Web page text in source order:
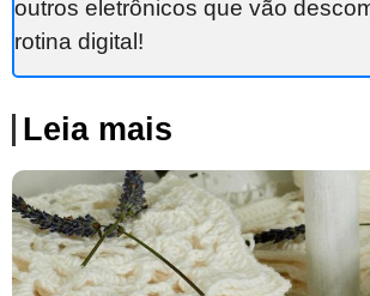
outros eletrônicos que vão
rotina digital!
Leia mais